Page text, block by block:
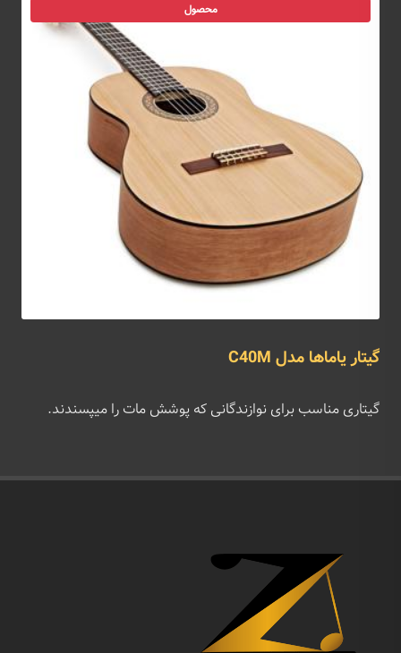
محصول
گیتار یاماها مدل C40M
گیتاری مناسب برای نوازندگانی که پوشش مات را میپسندند.